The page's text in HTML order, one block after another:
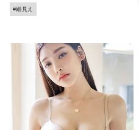
#細見え